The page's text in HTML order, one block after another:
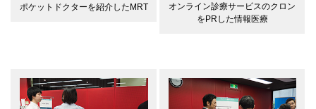
ポケットドクターを紹介したMRT
オンライン診療サービスのクロン
をPRした情報医療